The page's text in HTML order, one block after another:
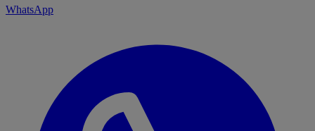
WhatsApp